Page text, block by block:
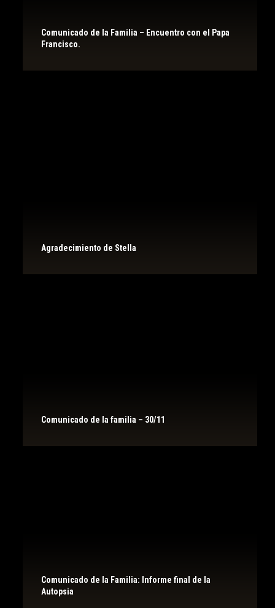
Comunicado de la Familia – Encuentro con el Papa
Francisco.
Agradecimiento de Stella
Comunicado de la familia – 30/11
Comunicado de la Familia: Informe final de la
Autopsia